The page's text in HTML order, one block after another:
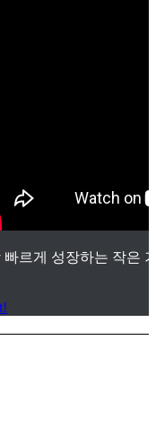
빠르게 성장하는 작은